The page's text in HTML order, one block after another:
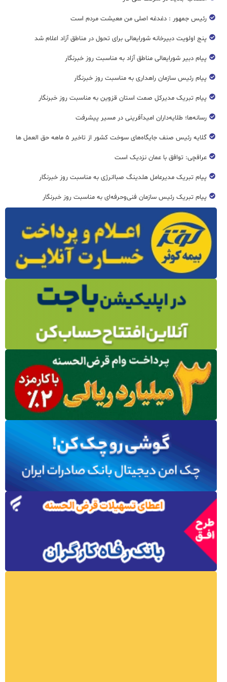
رئیس جمهور : دغدغه اصلی من معیشت مردم است
پنج اولویت دبیرخانه شورایعالی برای تحول در مناطق آزاد اعلام شد
پیام دبیر شورایعالی مناطق آزاد به مناسبت روز خبرنگار
پیام رئیس سازمان راهداری به مناسبت روز خبرنگار
پیام تبریک مدیرکل صمت استان قزوین به مناسبت روز خبرنگار
رسانه‌ها؛ طلایه‌داران امیدآفرینی در مسیر پیشرفت
گلایه رئیس صنف جایگاه‌های سوخت کشور از تاخیر ۵ ماهه حق العمل ها
عراقچی: توافق با عمان نزدیک است
پیام تبریک مدیرعامل هلدینگ صباانرژی به مناسبت روز خبرنگار
پیام تبریک رئیس سازمان فنی‌و‌حرفه‌ای به مناسبت روز خبرنگار